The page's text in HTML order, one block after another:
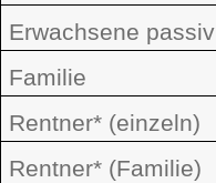
Erwachsene passiv
Familie
Rentner* (einzeln)
Rentner* (Familie)